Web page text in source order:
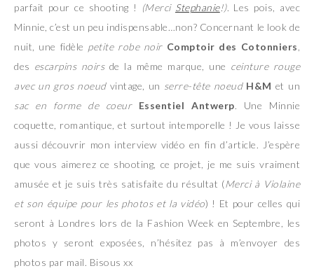
parfait pour ce shooting !
(Merci Stephanie!). Les pois, avec
Minnie, c’est un peu indispensable…non? Concernant le look de
nuit, une fidèle petite robe noirComptoir des Cotonniers
des escarpins noirsde la même marque, une ceinture rouge
avec un gros noeudvintage, un serre-tête noeud H&M et un
sac en forme de coeur
Essentiel Antwerp. Une Minnie
coquette, romantique, et surtout intemporelle ! Je vous laisse
aussi découvrir mon interview vidéo en fin d’article. J’espère
que vous aimerez ce shooting, ce projet, je me suis vraiment
amusée et je suis très satisfaite du résultat (Merci à Violaine
et son équipe pour les photos et la vidéo) ! Et pour celles qui
seront à Londres lors de la Fashion Week en Septembre, les
photos y seront exposées, n’hésitez pas à m’envoyer des
photos par mail. Bisous xx